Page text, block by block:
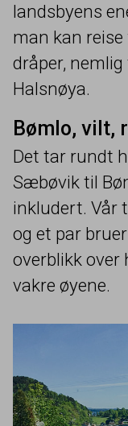
landsbyens
man kan
dråper,
Halsnøya.
Bømlo, vilt,
Det tar rundt
Sæbøvik til
inkludert. Vår
og et par
overblikk over
vakre øyene.